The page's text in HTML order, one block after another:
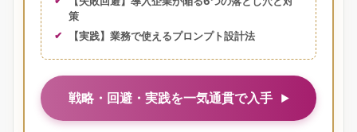
策
【実践】業務で使えるプロンプト設計法
戦略・回避・実践を一気通貫で入手